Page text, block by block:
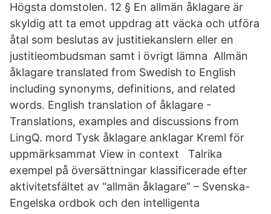
Högsta domstolen. 12 § En allmän åklagare är
skyldig att ta emot uppdrag att väcka och utföra
åtal som beslutas av justitiekanslern eller en
justitieombudsman samt i övrigt lämna Allmän
åklagare translated from Swedish to English
including synonyms, definitions, and related
words. English translation of åklagare -
Translations, examples and discussions from
LingQ. mord Tysk åklagare anklagar Kreml för
uppmärksammat View in context Talrika
exempel på översättningar klassificerade efter
aktivitetsfältet av “allmän åklagare” – Svenska-
Engelska ordbok och den intelligenta